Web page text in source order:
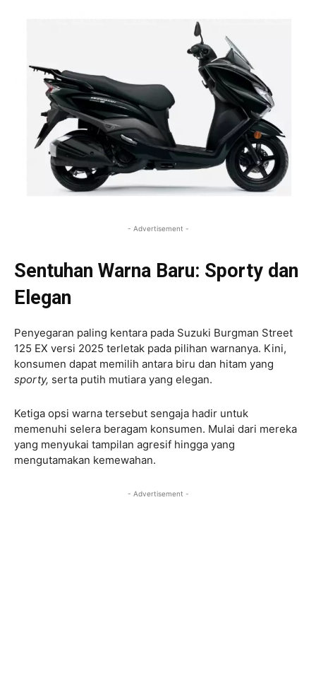
- Advertisement -
Sentuhan Warna Baru: Sporty dan
Elegan
Penyegaran paling kentara pada Suzuki Burgman Street
125 EX versi 2025 terletak pada pilihan warnanya. Kini,
konsumen dapat memilih antara biru dan hitam yang
sporty, serta putih mutiara yang elegan.
Ketiga opsi warna tersebut sengaja hadir untuk
memenuhi selera beragam konsumen. Mulai dari mereka
yang menyukai tampilan agresif hingga yang
mengutamakan kemewahan.
- Advertisement -